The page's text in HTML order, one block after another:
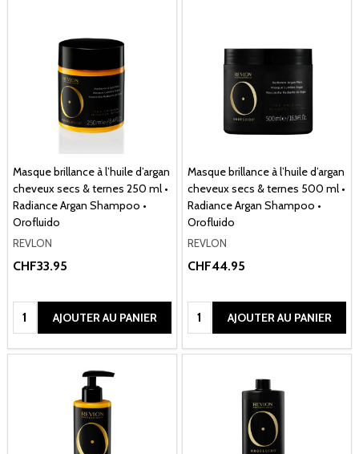
Masque brillance à l’huile d’argan
cheveux secs & ternes 250 ml •
Radiance Argan Shampoo •
Orofluido
REVLON
CHF33.95
Quantité:AJOUTER AU PANIER
Masque brillance à l’huile d’argan
cheveux secs & ternes 500 ml •
Radiance Argan Shampoo •
Orofluido
REVLON
CHF44.95
Quantité:AJOUTER AU PANIER